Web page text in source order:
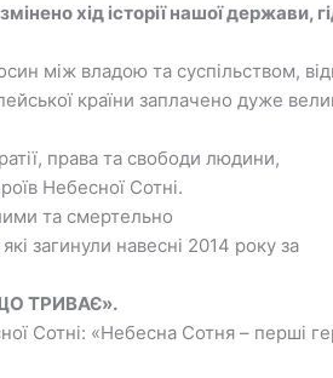
хід історії нашої держави,
між владою та суспільством,
країни заплачено дуже
права та свободи людини,
Небесної Сотні.
та смертельно
загинули навесні 2014 року за
ТРИВАЄ».
Сотні: «Небесна Сотня – перші